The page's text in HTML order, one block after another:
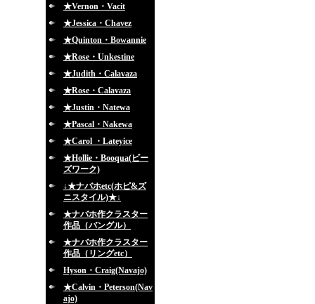
★Vernon・Vacit
★Jessica・Chavez
★Quinton・Bowannie
★Rose・Unkestine
★Judith・Calavaza
★Rose・Calavaza
★Justin・Natewa
★Pascal・Nakewa
★Carol ・Lateyice
★Hollie・Booqua(ビー
ズワーク)
↓★ナバホetc(ホピ&ズ
ニスタイル)★↓
★ナバホ作クラスター
作品（バングル）
★ナバホ作クラスター
作品（リングetc）
Hyson・Craig(Navajo)
★Calvin・Peterson(Nav
ajo)